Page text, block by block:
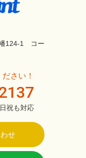
124-1 コー
さい！
祝も対応
せ